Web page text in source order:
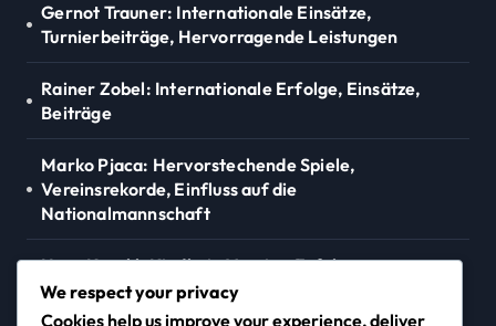
Gernot Trauner: Internationale Einsätze,
Turnierbeiträge, Hervorragende Leistungen
Rainer Zobel: Internationale Erfolge, Einsätze,
Beiträge
Marko Pjaca: Hervorstechende Spiele,
Vereinsrekorde, Einfluss auf die
Nationalmannschaft
Hans Krankl: Kindheit, Vereins-Erfolge,
Vermächtnis
We respect your privacy
Cookies help us improve your experience, deliver